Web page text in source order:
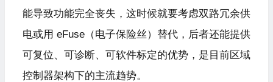
能导致功能完全丧失，这时候就要考虑双路冗余供
电或用 eFuse（电子保险丝）替代，后者还能提供
可复位、可诊断、可软件标定的优势，是目前区域
控制器架构下的主流趋势。